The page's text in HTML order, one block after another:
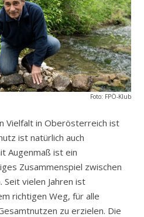
Foto: FPÖ-Klub
Vielfalt in Oberösterreich ist
ist natürlich auch
Augenmaß ist ein
Zusammenspiel zwischen
Seit vielen Jahren ist
richtigen Weg, für alle
zu erzielen. Die